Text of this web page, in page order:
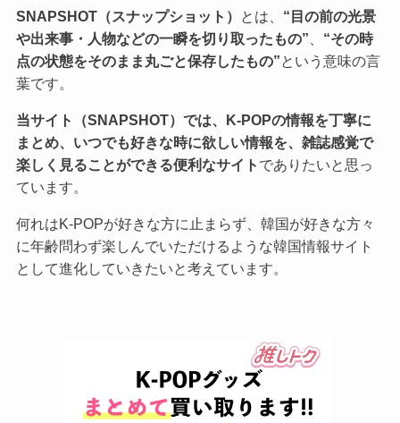
SNAPSHOT（スナップショット） とは、 “目の前の光景
や出来事・人物などの一瞬を切り取ったもの”
“その時
点の状態をそのまま丸ごと保存したもの”という意味の言
葉です。
当サイト（SNAPSHOT）では、K-POPの情報を丁寧に
まとめ、いつでも好きな時に欲しい情報を、雑誌感覚で
楽しく見ることができる便利なサイト でありたいと思っ
ています。
何れはK-POPが好きな方に止まらず、韓国が好きな方々
に年齢問わず楽しんでいただけるような韓国情報サイト
として進化していきたいと考えています。